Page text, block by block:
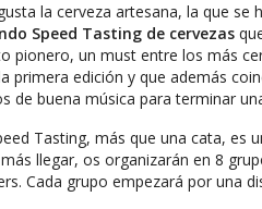
la cerveza artesana, la que
Speed Tasting de cervezas
pionero, un must entre los más
primera edición y que además
de buena música para terminar
Tasting, más que una cata, es
llegar, os organizarán en 8
Cada grupo empezará por una